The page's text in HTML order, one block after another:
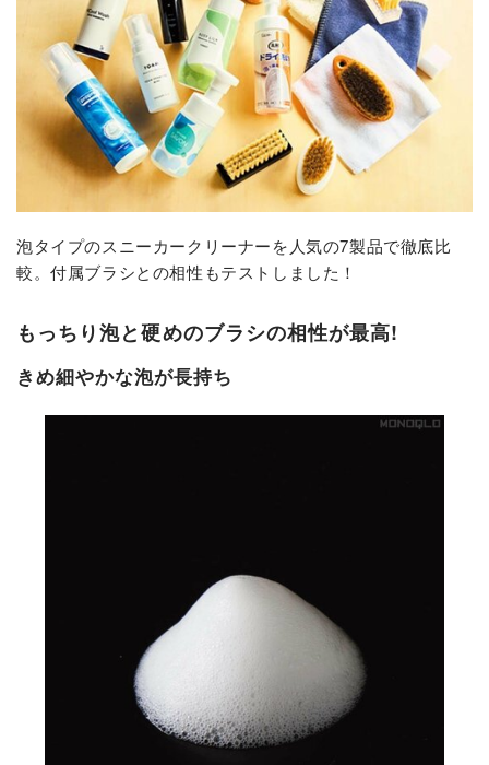
泡タイプのスニーカークリーナーを人気の7製品で徹底比
較。付属ブラシとの相性もテストしました！
もっちり泡と硬めのブラシの相性が最高!
きめ細やかな泡が長持ち